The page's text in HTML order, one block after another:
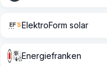
ElektroForm solar
Energiefranken